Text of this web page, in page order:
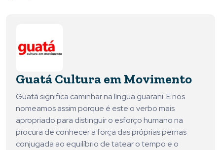
Guatá Cultura em Movimento
Guatá significa caminhar na língua guarani. E nos
nomeamos assim porque é este o verbo mais
apropriado para distinguir o esforço humano na
procura de conhecer a força das próprias pernas
conjugada ao equilíbrio de tatear o tempo e o